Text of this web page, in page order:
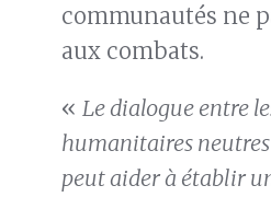
communautés ne
aux combats.
« Le dialogue entre
humanitaires
peut aider à établir